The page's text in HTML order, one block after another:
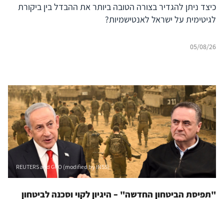
כיצד ניתן להגדיר בצורה הטובה ביותר את ההבדל בין ביקורת
לגיטימית על ישראל לאנטישמיות?
05/08/26
REUTERS and GPO (modified by INSS)
"תפיסת הביטחון החדשה" – היגיון לקוי וסכנה לביטחון